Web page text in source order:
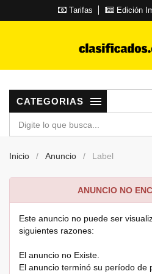
Tarifas Edición
CATEGORIAS
Inicio Anuncio Label
ANUNCIO NO
Este anuncio no puede ser
siguientes razones:
El anuncio no Existe.
El anuncio terminó su período de